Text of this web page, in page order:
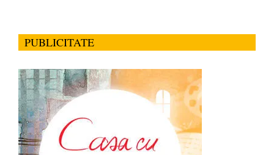
PUBLICITATE